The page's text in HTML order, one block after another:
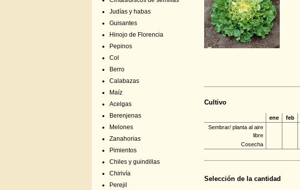
Judías y habas
Guisantes
Hinojo de Florencia
Pepinos
Col
Berro
Calabazas
Maíz
Acelgas
Berenjenas
Melones
Zanahorias
Pimientos
Chiles y guindillas
Chirivía
Perejil
Cultivo
ene feb
Sembrar/ planta al aire
libre
Cosecha
Selección de la cantidad